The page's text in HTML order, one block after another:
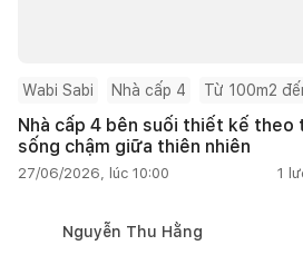
Wabi Sabi Nhà cấp 4 Từ 100m2
Nhà cấp 4 bên suối thiết kế theo
sống chậm giữa thiên nhiên
27/06/2026, lúc 10:00 1
Nguyễn Thu Hằng